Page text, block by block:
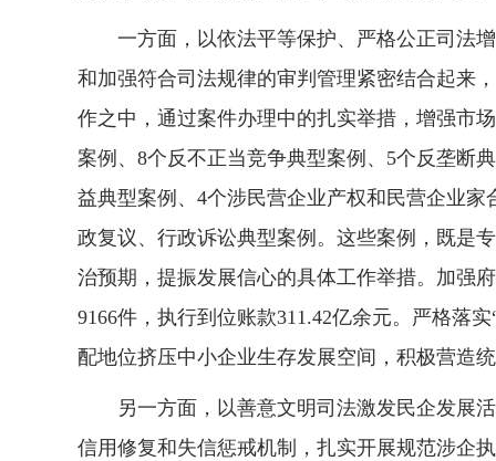
一方面，以依法平等保护、严格公正司法增
和加强符合司法规律的审判管理紧密结合起来
作之中，通过案件办理中的扎实举措，增强市
案例、8个反不正当竞争典型案例、5个反垄断
益典型案例、4个涉民营企业产权和民营企业
政复议、行政诉讼典型案例。这些案例，既是
治预期，提振发展信心的具体工作举措。加强
9166件，执行到位账款311.42亿余元。严格落
配地位挤压中小企业生存发展空间，积极营造
另一方面，以善意文明司法激发民企发展活
信用修复和失信惩戒机制，扎实开展规范涉企